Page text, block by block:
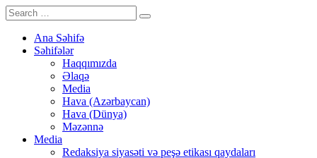
Ana Səhifə
Səhifələr
Haqqımızda
Əlaqə
Media
Hava (Azərbaycan)
Hava (Dünya)
Məzənnə
Media
Redaksiya siyasəti və peşə etikası qaydaları